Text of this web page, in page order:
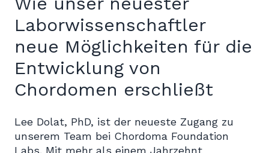
Laborwissenschaftler
neue Möglichkeiten für die
Entwicklung von
Chordomen erschließt
Lee Dolat, PhD, ist der neueste Zugang zu
unserem Team bei Chordoma Foundation
Labs. Mit mehr als einem Jahrzehnt